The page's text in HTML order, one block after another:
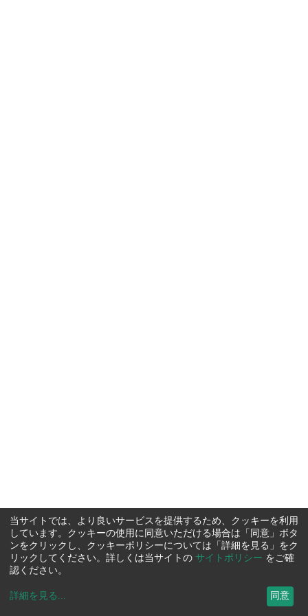
当サイトでは、より良いサービスを提供するため、クッキーを利用
しています。クッキーの使用に同意いただける場合は「同意」ボタ
ンをクリックし、クッキーポリシーについては「詳細を見る」をク
リックしてください。詳しくは当サイトの サイトポリシー をご確
認ください。
詳細を見る ... 同意